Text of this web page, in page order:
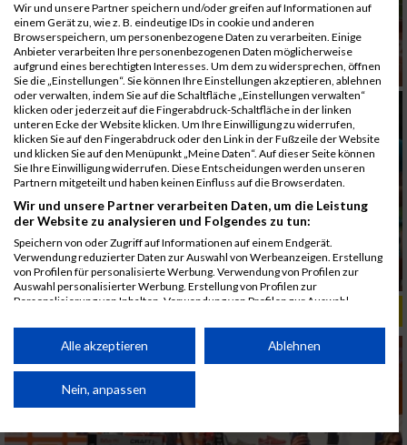
Wir und unsere Partner speichern und/oder greifen auf Informationen auf
einem Gerät zu, wie z. B. eindeutige IDs in cookie und anderen
Browserspeichern, um personenbezogene Daten zu verarbeiten. Einige
Anbieter verarbeiten Ihre personenbezogenen Daten möglicherweise
aufgrund eines berechtigten Interesses. Um dem zu widersprechen, öffnen
Sie die „Einstellungen“. Sie können Ihre Einstellungen akzeptieren, ablehnen
oder verwalten, indem Sie auf die Schaltfläche „Einstellungen verwalten“
klicken oder jederzeit auf die Fingerabdruck-Schaltfläche in der linken
unteren Ecke der Website klicken. Um Ihre Einwilligung zu widerrufen,
klicken Sie auf den Fingerabdruck oder den Link in der Fußzeile der Website
und klicken Sie auf den Menüpunkt „Meine Daten“. Auf dieser Seite können
Sie Ihre Einwilligung widerrufen. Diese Entscheidungen werden unseren
Partnern mitgeteilt und haben keinen Einfluss auf die Browserdaten.
Wir und unsere Partner verarbeiten Daten, um die Leistung
der Website zu analysieren und Folgendes zu tun:
Speichern von oder Zugriff auf Informationen auf einem Endgerät.
Verwendung reduzierter Daten zur Auswahl von Werbeanzeigen. Erstellung
von Profilen für personalisierte Werbung. Verwendung von Profilen zur
Auswahl personalisierter Werbung. Erstellung von Profilen zur
Personalisierung von Inhalten. Verwendung von Profilen zur Auswahl
Performance von Inhalten. Analyse von Zielgruppen durch Statistiken oder
Kombinationen von Daten aus verschiedenen Quellen. Entwicklung und
von Inhalten.
Daten können außerhalb der Europäischen Union weitergegeben und in die
Website/App.
Alle akzeptieren Ablehnen
Nein, anpassen